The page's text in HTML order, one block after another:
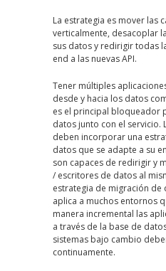
La estrategia es mover las
verticalmente, desacoplar
sus datos y redirigir todas
end a las nuevas API.
Tener múltiples
desde y hacia los datos
es el principal bloqueador
datos junto con el servicio.
deben incorporar una
datos que se adapte a su
son capaces de redirigir y
/ escritores de datos al
estrategia de migración de
aplica a muchos entornos
manera incremental las
a través de la base de
sistemas bajo cambio
continuamente.